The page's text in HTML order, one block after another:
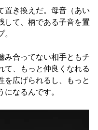
き換えだ。母音（あい
して、柄である子音を置
合ってない相手ともチ
て、もっと仲良くなれる
を広げられるし、もっと
になるんです。